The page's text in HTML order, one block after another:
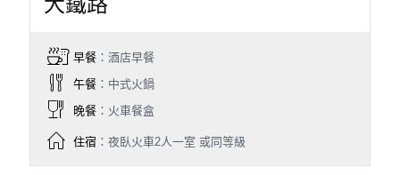
早餐：酒店早餐
午餐：中式火鍋
晚餐：火車餐盒
住宿：夜臥火車2人一室 或同等級